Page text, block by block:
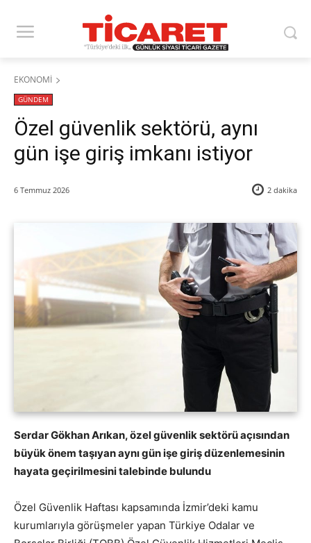
EKONOMİ
GÜNDEM
Özel güvenlik sektörü, aynı
gün işe giriş imkanı istiyor
6 Temmuz 2026 2 dakika
Serdar Gökhan Arıkan, özel güvenlik sektörü açısından
büyük önem taşıyan aynı gün işe giriş düzenlemesinin
hayata geçirilmesini talebinde bulundu
Özel Güvenlik Haftası kapsamında İzmir’deki kamu
kurumlarıyla görüşmeler yapan Türkiye Odalar ve